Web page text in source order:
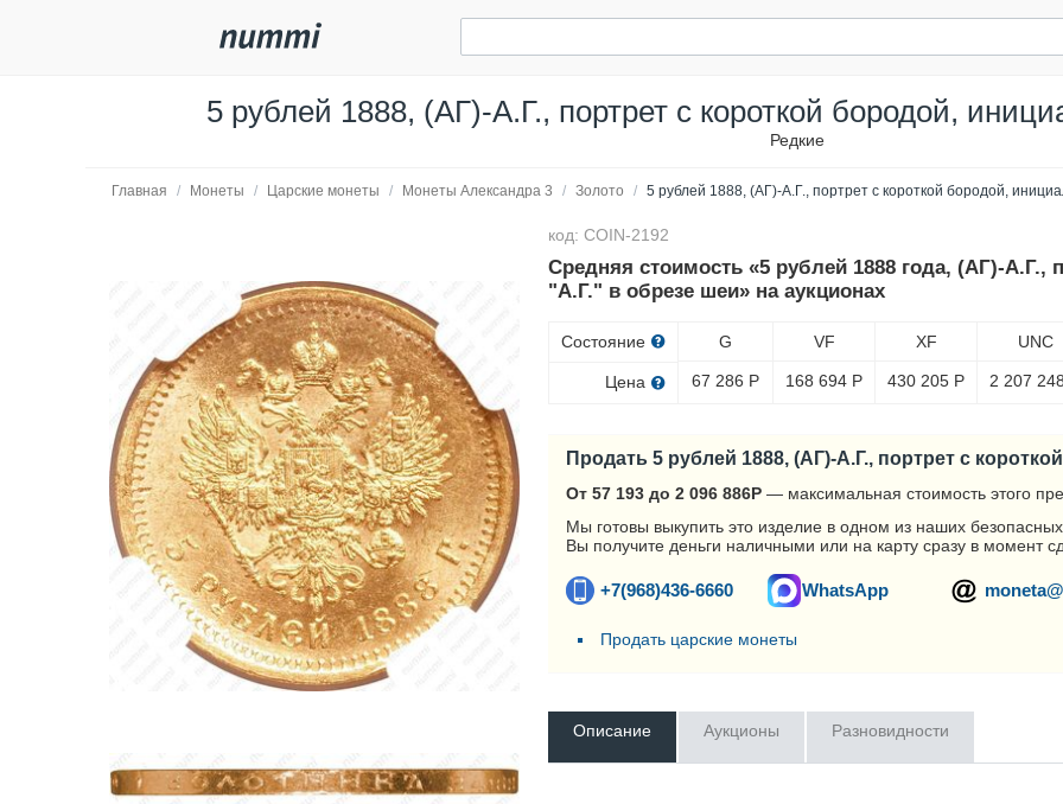
5 рублей 1888, (АГ)-А.Г., портрет с короткой бородой,
Редкие
Главная / Монеты / Царские монеты / Монеты Александра 3 / Золото / 5 рублей 1888, (АГ)-А.Г., портрет с короткой бородой,
код: COIN-2192
Средняя стоимость «5 рублей 1888 года, (АГ)-А.Г.,
"А.Г." в обрезе шеи» на аукционах
Состояние
Цена
G
67 286 Р
VF
168 694 Р
XF
430 205 Р
UNC
2 207 248
Продать 5 рублей 1888, (АГ)-А.Г., портрет с
От 57 193 до 2 096 886Р — максимальная стоимость этого
Мы готовы выкупить это изделие в одном из наших
Вы получите деньги наличными или на карту сразу в момент
+7(968)436-6660 WhatsApp
Продать царские монеты
Описание Аукционы Разновидности